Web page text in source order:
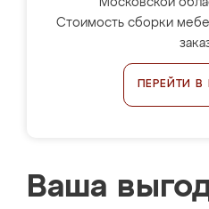
Московской
Стоимость сборки
ПЕРЕЙТИ В
Ваша